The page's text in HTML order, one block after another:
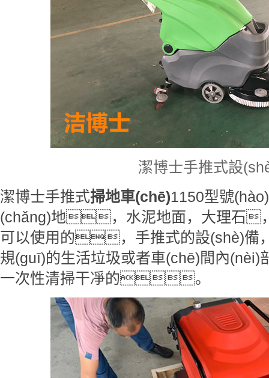
潔博士手推式設
潔博士手推式掃地車(chē)1150型號
(chǎng)地，水泥地面，大理石
可以使用的，手推式的設(shè)備
規(guī)的生活垃圾或者車(chē)間內
一次性清掃干凈的。